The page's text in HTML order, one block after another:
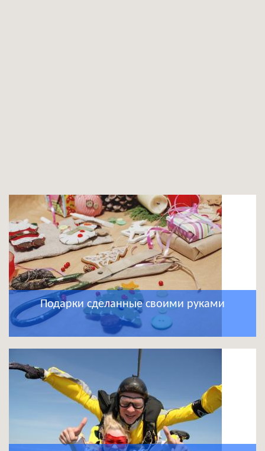
Подарки сделанные своими руками